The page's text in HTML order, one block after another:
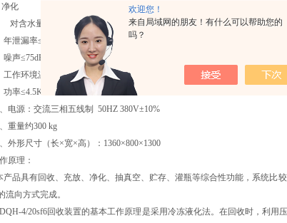
欢迎您！
来自局域网的朋友！有什么可以帮助您的
吗？
化
水量1000PPM（体积比）以下的SF6气体，经本装置一次回收净化后，
泄漏率≤1%名义储存量
声≤75dB(A)声压级
作环境温度 -10°—40℃
率≤4.5KW
电源：交流三相五线制 50HZ 380V±10%
重量约300 kg
外形尺寸（长×宽×高）：1360×800×1300
原理：
品具有回收、充放、净化、抽真空、贮存、灌瓶等综合性功能，系统比
流向方式完成。
4/20sf6回收装置的基本工作原理是采用冷冻液化法。在回收时，利用